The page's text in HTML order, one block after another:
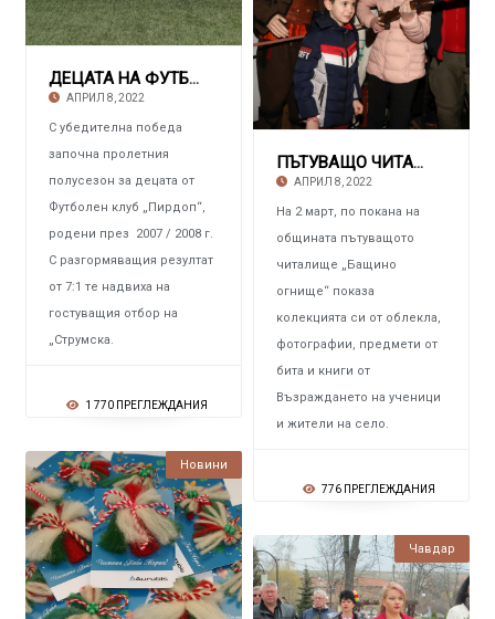
ДЕЦАТА НА ФУТБОЛЕН КЛУБ „ПИРДОП“ С впечатля
АПРИЛ 8, 2022
С убедителна победа
започна пролетния
полусезон за децата от
Футболен клуб „Пирдоп“,
родени през 2007 / 2008 г.
С разгормяващия резултат
от 7:1 те надвиха на
гостуващия отбор на
„Струмска.
1 770 ПРЕГЛЕЖДАНИЯ
ПЪТУВАЩО ЧИТАЛИЩЕ „БАЩИНО ОГНИЩЕ“ Отвори вра
АПРИЛ 8, 2022
На 2 март, по покана на
общината пътуващото
читалище „Бащино
огнище“ показа
колекцията си от облекла,
фотографии, предмети от
бита и книги от
Възраждането на ученици
и жители на село.
776 ПРЕГЛЕЖДАНИЯ
Новини
Чавдар